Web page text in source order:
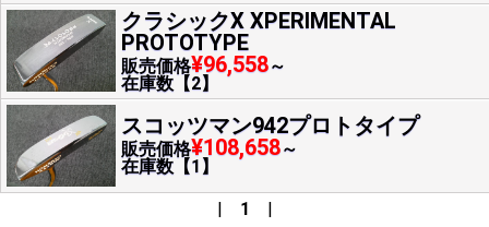
クラシックX XPERIMENTAL
PROTOTYPE
販売価格¥96,558～
在庫数【2】
スコッツマン942プロトタイプ
販売価格¥108,658～
在庫数【1】
| 1 |